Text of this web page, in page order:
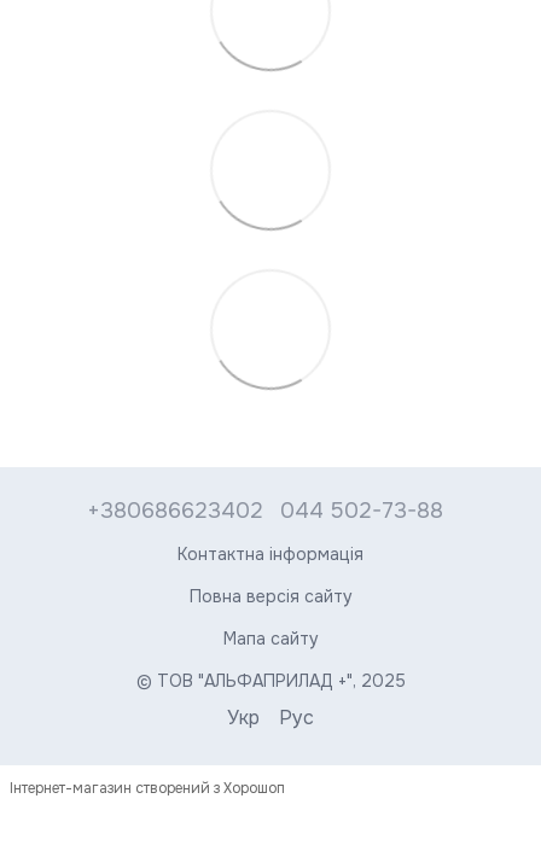
+380686623402 044 502-73-88
Контактна інформація
Повна версія сайту
Мапа сайту
© ТОВ "АЛЬФАПРИЛАД +", 2025
Укр Рус
Інтернет-магазин створений з Хорошоп